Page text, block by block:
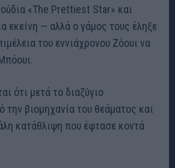
«The Prettiest Star» και
εκείνη — αλλά ο γάμος τους έληξε
του εννιάχρονου Ζόουι να
ότι μετά το διαζύγιο
την βιομηχανία του θεάματος και
κατάθλιψη που έφτασε κοντά